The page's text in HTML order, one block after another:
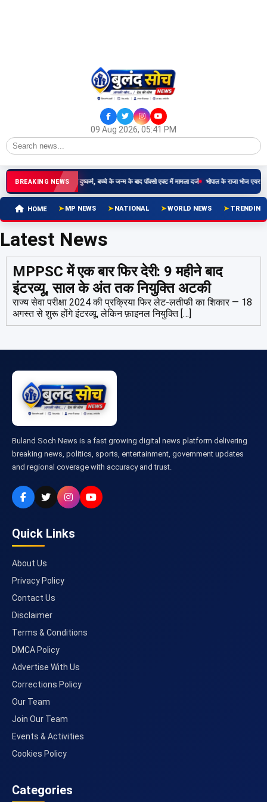
09 Aug 2026, 05:41 PM
BREAKING NEWS
किशोरी से रिश्तेदार ने किया दुष्कर्म, बच्चे के जन्म के बाद पॉक्सो एक्ट में मामला दर्ज भोपाल के राजा भोज
HOME MP NEWS NATIONAL WORLD NEWS TRENDING
Latest News
MPPSC में एक बार फिर देरी: 9 महीने बाद
इंटरव्यू, साल के अंत तक नियुक्ति अटकी
राज्य सेवा परीक्षा 2024 की प्रक्रिया फिर लेट-लतीफी का शिकार — 18
अगस्त से शुरू होंगे इंटरव्यू, लेकिन फ़ाइनल नियुक्ति […]
Buland Soch News is a fast growing digital news platform delivering
breaking news, politics, sports, entertainment, government updates
and regional coverage with accuracy and trust.
Quick Links
About Us
Privacy Policy
Contact Us
Disclaimer
Terms & Conditions
DMCA Policy
Advertise With Us
Corrections Policy
Our Team
Join Our Team
Events & Activities
Cookies Policy
Categories